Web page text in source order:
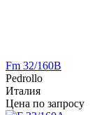
Fm 32/160B
Pedrollo
Италия
Цена по запросу